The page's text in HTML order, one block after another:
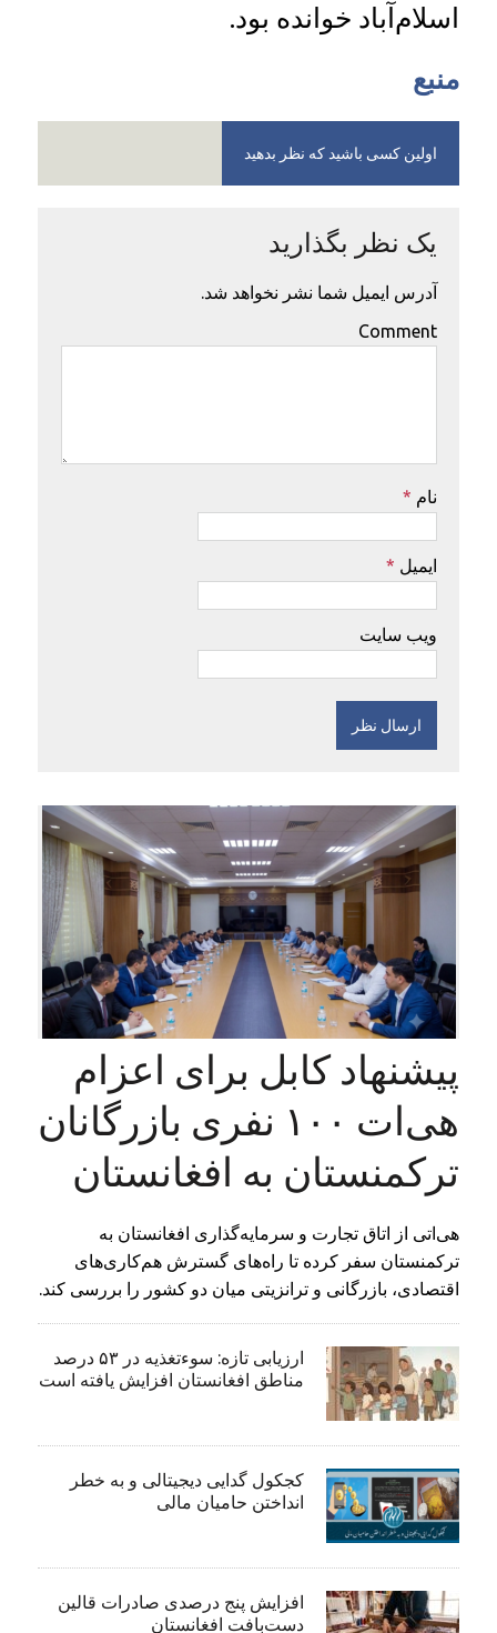
اسلام‌آباد خوانده بود.
منبع
اولین کسی باشید که نظر بدهید
یک نظر بگذارید
آدرس ایمیل شما نشر نخواهد شد.
Comment
نام *
ایمیل *
ویب سایت
پیشنهاد کابل برای اعزام
هی‌ات ۱۰۰ نفری بازرگانان
ترکمنستان به افغانستان
هی‌اتی از اتاق تجارت و سرمایه‌گذاری افغانستان به
ترکمنستان سفر کرده تا راه‌های گسترش هم‌کاری‌های
اقتصادی، بازرگانی و ترانزیتی میان دو کشور را بررسی کند.
ارزیابی تازه: سوءتغذیه در ۵۳ درصد
مناطق افغانستان افزایش یافته است
کجکول گدایی دیجیتالی و به خطر
انداختن حامیان مالی
افزایش پنج درصدی صادرات قالین
دست‌بافت افغانستان